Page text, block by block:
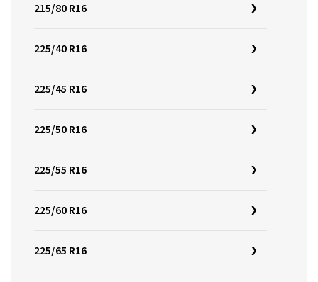
215/80 R16
225/40 R16
225/45 R16
225/50 R16
225/55 R16
225/60 R16
225/65 R16